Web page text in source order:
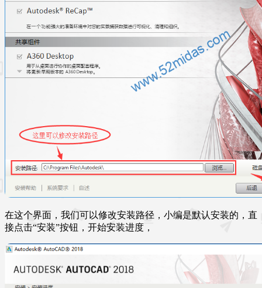
在这个界面，我们可以修改安装路径，小编是默认安装的，直
接点击“安装”按钮，开始安装进度，